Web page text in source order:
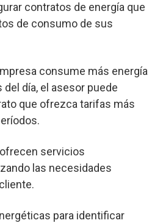
contratos de energía que
de consumo de sus
consume más energía
día, el asesor puede
que ofrezca tarifas más
servicios
las necesidades
para identificar